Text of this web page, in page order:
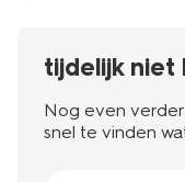
tijdelijk niet
Nog even
snel te vinden